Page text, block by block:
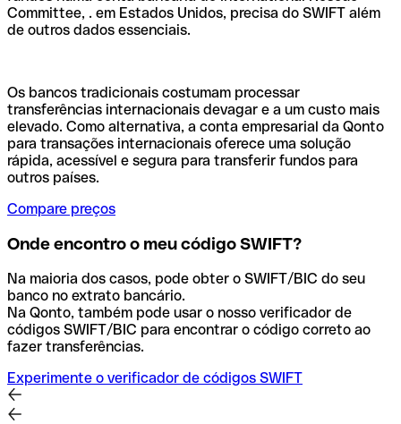
Committee, . em Estados Unidos, precisa do SWIFT além
de outros dados essenciais.
Os bancos tradicionais costumam processar
transferências internacionais devagar e a um custo mais
elevado. Como alternativa, a conta empresarial da Qonto
para transações internacionais oferece uma solução
rápida, acessível e segura para transferir fundos para
outros países.
Compare preços
Onde encontro o meu código SWIFT?
Na maioria dos casos, pode obter o SWIFT/BIC do seu
banco no extrato bancário.
Na Qonto, também pode usar o nosso verificador de
códigos SWIFT/BIC para encontrar o código correto ao
fazer transferências.
Experimente o verificador de códigos SWIFT